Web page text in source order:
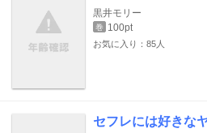
黒井モリー
巻 100pt
お気に入り：85人
セフレには好きな